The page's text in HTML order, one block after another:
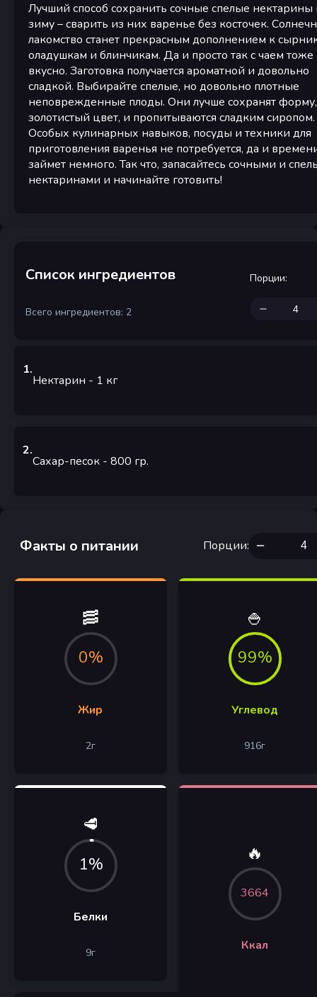
Лучший способ сохранить сочные спелые нектарины
зиму – сварить из них варенье без косточек.
лакомство станет прекрасным дополнением к
оладушкам и блинчикам. Да и просто так с чаем тоже
вкусно. Заготовка получается ароматной и довольно
сладкой. Выбирайте спелые, но довольно плотные
неповрежденные плоды. Они лучше сохранят
золотистый цвет, и пропитываются сладким сиропом.
Особых кулинарных навыков, посуды и техники для
приготовления варенья не потребуется, да и
займет немного. Так что, запасайтесь сочными и
нектаринами и начинайте готовить!
Список ингредиентов
Всего ингредиентов: 2
Порции:
1.
Нектарин - 1 кг
2.
Сахар-песок - 800 гр.
Факты о питании Порции:
🥓
0%
Жир
2г
🍚
99%
Углевод
916г
🥩
1%
Белки
9г
🔥
3664
Ккал